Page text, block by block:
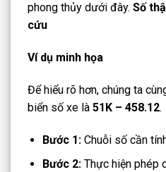
phong thủy dưới đây. Số
cứu
Ví dụ minh họa
Để hiểu rõ hơn, chúng ta
biển số xe là 51K – 458.12.
Bước 1:Chuỗi số cần
Bước 2:Thực hiện phép